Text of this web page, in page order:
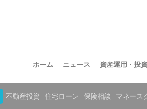
ホーム ニュース 資産運用・投資
不動産投資
不動産投資 住宅ローン 保険相談 マネース